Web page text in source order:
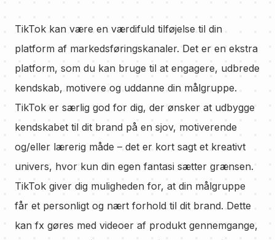
TikTok kan være en værdifuld tilføjelse til din
platform af markedsføringskanaler. Det er en ekstra
platform, som du kan bruge til at engagere, udbrede
kendskab, motivere og uddanne din målgruppe.
TikTok er særlig god for dig, der ønsker at udbygge
kendskabet til dit brand på en sjov, motiverende
og/eller lærerig måde – det er kort sagt et kreativt
univers, hvor kun din egen fantasi sætter grænsen.
TikTok giver dig muligheden for, at din målgruppe
får et personligt og nært forhold til dit brand. Dette
kan fx gøres med videoer af produkt gennemgange,